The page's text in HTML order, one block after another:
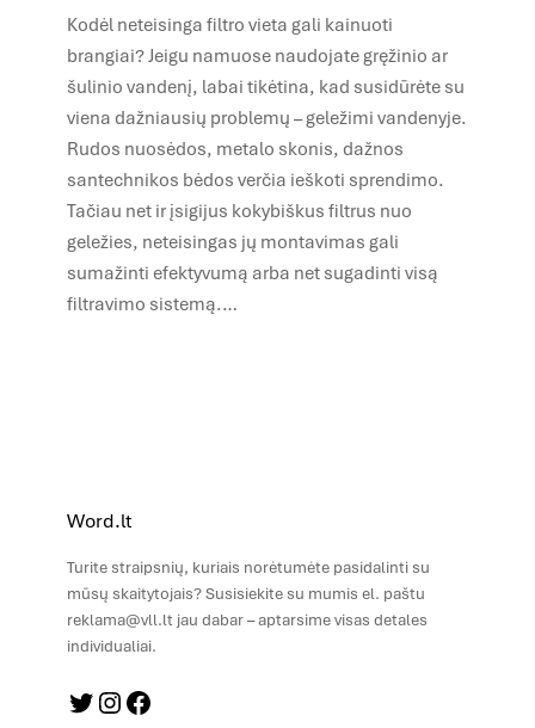
Kodėl neteisinga filtro vieta gali kainuoti
brangiai? Jeigu namuose naudojate gręžinio ar
šulinio vandenį, labai tikėtina, kad susidūrėte su
viena dažniausių problemų – geležimi vandenyje.
Rudos nuosėdos, metalo skonis, dažnos
santechnikos bėdos verčia ieškoti sprendimo.
Tačiau net ir įsigijus kokybiškus filtrus nuo
geležies, neteisingas jų montavimas gali
sumažinti efektyvumą arba net sugadinti visą
filtravimo sistemą.…
Word.lt
Turite straipsnių, kuriais norėtumėte pasidalinti su
mūsų skaitytojais? Susisiekite su mumis el. paštu
reklama@vll.lt jau dabar – aptarsime visas detales
individualiai.
Twitter Instagram Facebook